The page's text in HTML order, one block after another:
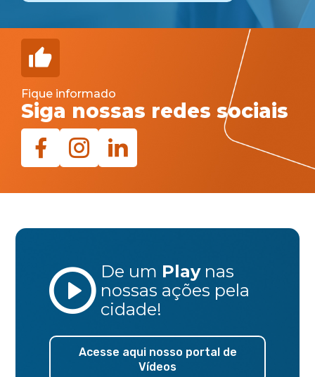
Fique informado
Siga nossas redes sociais
De um Play nas
nossas ações pela
cidade!
Acesse aqui nosso portal de
Vídeos